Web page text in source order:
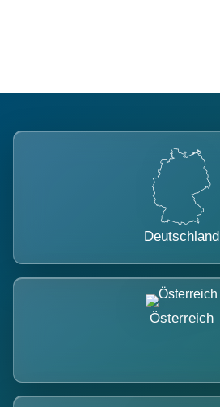
Deutschland
Österreich